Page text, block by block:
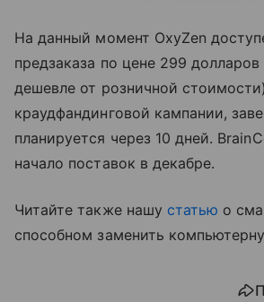
На данный момент OxyZen
предзаказа по цене 299
дешевле от розничной
краудфандинговой кампании,
планируется через 10 дней.
начало поставок в декабре.
Читайте также нашу статью о
способном заменить